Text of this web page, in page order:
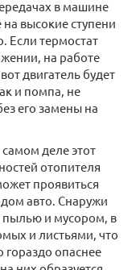
в машине
высокие ступени
Если термостат
на работе
двигатель будет
и помпа, не
его замены на
деле этот
отопителя
проявиться
авто. Снаружи
пылью и мусором, в
и листьями, что
гораздо опаснее